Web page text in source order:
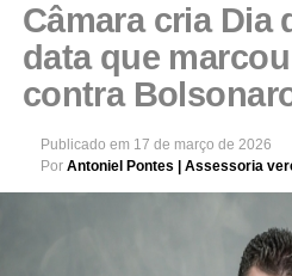
Câmara cria Dia
data que
contra
Publicado em 17 de março de 2026
Por Antoniel Pontes | Assessoria